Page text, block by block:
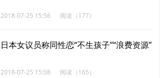
2018-07-25 15:56 阅读（177）
日本女议员称同性恋“不生孩子”“浪费资源”
2018-07-25 15:08 阅读（165）